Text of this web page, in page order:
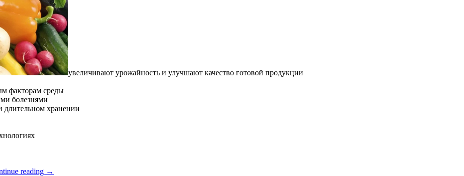
увеличивают урожайность и улучшают качество готовой продукции
факторам среды
болезнями
длительном хранении
reading →